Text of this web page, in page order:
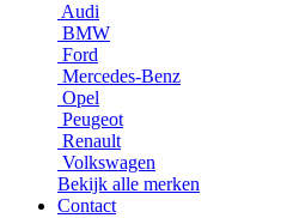
Audi
BMW
Ford
Mercedes-Benz
Opel
Peugeot
Renault
Volkswagen
Bekijk alle merken
Contact